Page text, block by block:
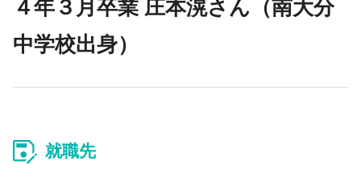
４年３月卒業 庄本滉さん（南大分
中学校出身）
就職先